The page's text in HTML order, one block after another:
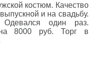
костюм. Качество
и на свадьбу.
Одевался один раз.
8000 руб. Торг в